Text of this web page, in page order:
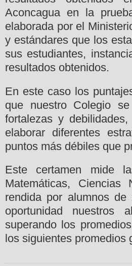
Aconcagua en la
elaborada por el
y estándares que los
sus estudiantes,
resultados obtenidos.
En este caso los
que nuestro Colegio
fortalezas y
elaborar diferentes
puntos más débiles que
Este certamen mide
Matemáticas,
rendida por alumnos
oportunidad nuestros
superando los
los siguientes promedios